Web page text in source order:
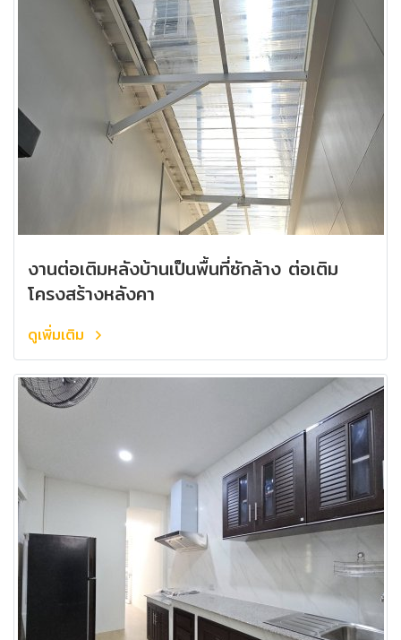
งานต่อเติมหลังบ้านเป็นพื้นที่ซักล้าง ต่อเติม
โครงสร้างหลังคา
ดูเพิ่มเติม